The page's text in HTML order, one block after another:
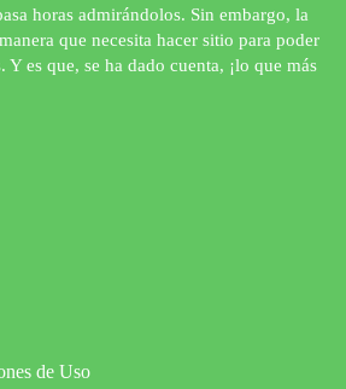
horas admirándolos. Sin embargo, la
que necesita hacer sitio para poder
Y es que, se ha dado cuenta, ¡lo que más
de Uso